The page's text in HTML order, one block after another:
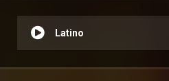
Latino